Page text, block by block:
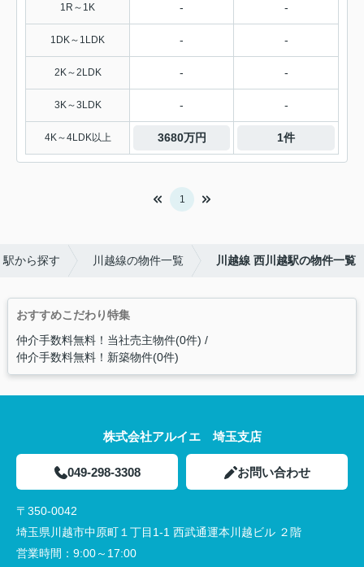
1R～1K - -
1DK～1LDK - -
2K～2LDK - -
3K～3LDK - -
4K～4LDK以上 3680万円 1件
1
駅から探す 川越線の物件一覧 川越線 西川越駅の物件一覧
おすすめこだわり特集
仲介手数料無料！当社売主物件(0件)
仲介手数料無料！新築物件(0件)
株式会社アルイエ 埼玉支店
049-298-3308 お問い合わせ
〒350-0042
埼玉県川越市中原町１丁目1-1 西武通運本川越ビル ２階
営業時間： 9:00～17:00